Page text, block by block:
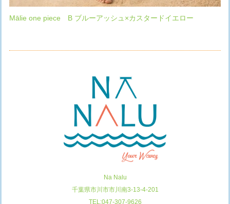
Mālie one piece B ブルーアッシュ×カスタードイエロー
Na Nalu
千葉県市川市市川南3-13-4-201
TEL:047-307-9626